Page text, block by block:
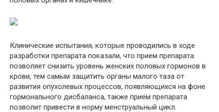
Клинические испытания, которые проводились в ходе
разработки препарата показали, что прием препарата
позволяет снизить уровень женских половых гормонов в
крови, тем самым защитить органы малого таза от
развития опухолевых процессов, появляющихся на фоне
гормонального дисбаланса, также прием препарата
позволит привести в норму менструальный цикл.